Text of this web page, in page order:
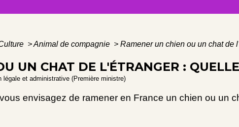
>Animal de compagnie > Ramener un chien ou un chat de
UN CHAT DE L'ÉTRANGER :
et administrative (Première ministre)
envisagez de ramener en France un chien ou un